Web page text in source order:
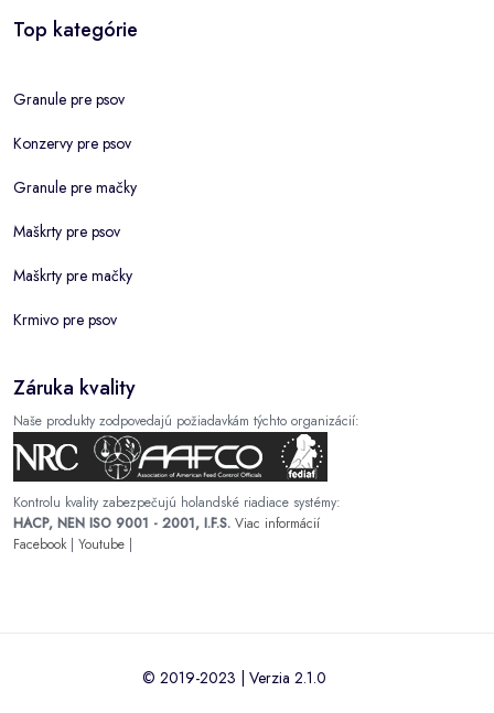
Top kategórie
Granule pre psov
Konzervy pre psov
Granule pre mačky
Maškrty pre psov
Maškrty pre mačky
Krmivo pre psov
Záruka kvality
Naše produkty zodpovedajú požiadavkám týchto organizácií:
Kontrolu kvality zabezpečujú holandské riadiace systémy:
HACP, NEN ISO 9001 - 2001, I.F.S. Viac informácií
Facebook| Youtube |
© 2019-2023 | Verzia 2.1.0